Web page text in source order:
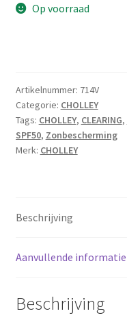
Op voorraad
Artikelnummer: 714V
Categorie: CHOLLEY
Tags: CHOLLEY, CLEARING,
SPF50, Zonbescherming
Merk: CHOLLEY
Beschrijving
Aanvullende informatie
Beschrijving